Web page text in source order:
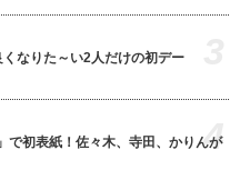
なりた～い2人だけの初デー
で初表紙！佐々木、寺田、かりんが
4